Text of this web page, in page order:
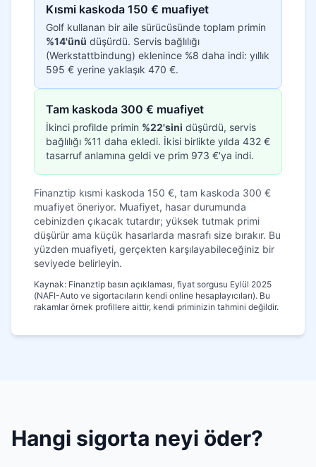
Kısmi kaskoda 150 € muafiyet
Golf kullanan bir aile sürücüsünde toplam primin
%14'ünü düşürdü. Servis bağlılığı
(Werkstattbindung) eklenince %8 daha indi: yıllık
595 € yerine yaklaşık 470 €.
Tam kaskoda 300 € muafiyet
İkinci profilde primin %22'sini düşürdü, servis
bağlılığı %11 daha ekledi. İkisi birlikte yılda 432 €
tasarruf anlamına geldi ve prim 973 €'ya indi.
Finanztip kısmi kaskoda 150 €, tam kaskoda 300 €
muafiyet öneriyor. Muafiyet, hasar durumunda
cebinizden çıkacak tutardır; yüksek tutmak primi
düşürür ama küçük hasarlarda masrafı size bırakır. Bu
yüzden muafiyeti, gerçekten karşılayabileceğiniz bir
seviyede belirleyin.
Kaynak: Finanztip basın açıklaması, fiyat sorgusu Eylül 2025
(NAFI-Auto ve sigortacıların kendi online hesaplayıcıları). Bu
rakamlar örnek profillere aittir, kendi priminizin tahmini değildir.
Hangi sigorta neyi öder?